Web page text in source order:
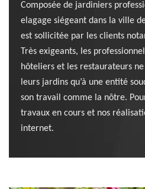
Composée de jardiniers
elagage siégeant dans la ville
est sollicitée par les clients
Très exigeants, les
hôteliers et les restaurateurs
leurs jardins qu’à une entité
son travail comme la nôtre.
travaux en cours et nos
internet.